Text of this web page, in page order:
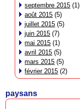
septembre 2015 (1)
août 2015 (5)
juillet 2015 (5)
juin 2015 (7)
mai 2015 (1)
avril 2015 (5)
mars 2015 (5)
février 2015 (2)
paysans